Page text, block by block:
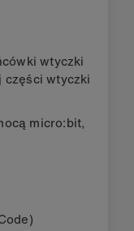
wtyczki
części wtyczki
micro:bit,